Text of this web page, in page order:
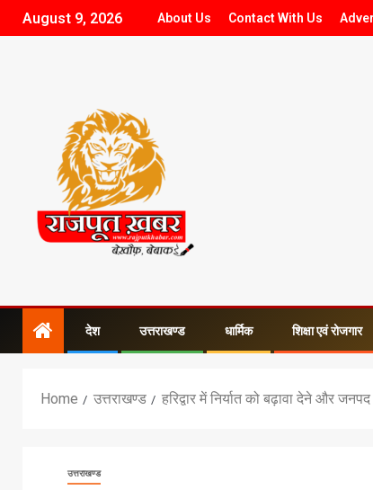
August 9, 2026 About Us Contact With Us
देश उत्तराखण्ड धार्मिक शिक्षा एवं रोजगार
Home उत्तराखण्ड हरिद्वार में निर्यात को बढ़ावा देने और
उत्तराखण्ड